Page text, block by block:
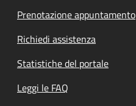
Prenotazione appuntamento
Richiedi assistenza
Statistiche del portale
Leggi le FAQ